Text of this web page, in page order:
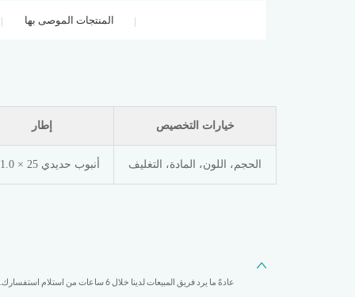
المنتجات الموصى بها
إطار خيارات التخصيص
أنبوب حديدي 25 × 1.0 مم الحجم، اللون، المادة، التغليف
عادةً ما يرد فريق المبيعات لدينا خلال 6